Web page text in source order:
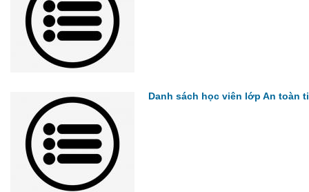
Danh sách học viên lớp An toàn